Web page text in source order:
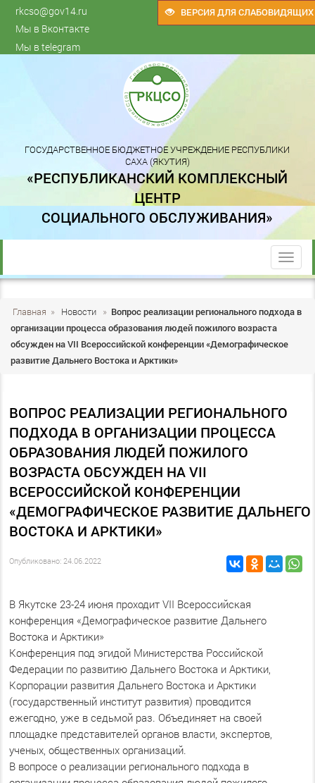
ВЕРСИЯ ДЛЯ СЛАБОВИДЯЩИХ
rkcso@gov14.ru
Мы в Вконтакте
Мы в telegram
ГОСУДАРСТВЕННОЕ БЮДЖЕТНОЕ УЧРЕЖДЕНИЕ РЕСПУБЛИКИ
САХА (ЯКУТИЯ)
«РЕСПУБЛИКАНСКИЙ КОМПЛЕКСНЫЙ
ЦЕНТР
СОЦИАЛЬНОГО ОБСЛУЖИВАНИЯ»
trk
Главная » Новости » Вопрос реализации регионального подхода в
организации процесса образования людей пожилого возраста
обсужден на VII Всероссийской конференции «Демографическое
развитие Дальнего Востока и Арктики»
ВОПРОС РЕАЛИЗАЦИИ РЕГИОНАЛЬНОГО
ПОДХОДА В ОРГАНИЗАЦИИ ПРОЦЕССА
ОБРАЗОВАНИЯ ЛЮДЕЙ ПОЖИЛОГО
ВОЗРАСТА ОБСУЖДЕН НА VII
ВСЕРОССИЙСКОЙ КОНФЕРЕНЦИИ
«ДЕМОГРАФИЧЕСКОЕ РАЗВИТИЕ ДАЛЬНЕГО
ВОСТОКА И АРКТИКИ»
Опубликовано: 24.06.2022
В Якутске 23-24 июня проходит VII Всероссийская
конференция «Демографическое развитие Дальнего
Востока и Арктики»
Конференция под эгидой Министерства Российской
Федерации по развитию Дальнего Востока и Арктики,
Корпорации развития Дальнего Востока и Арктики
(государственный институт развития) проводится
ежегодно, уже в седьмой раз. Объединяет на своей
площадке представителей органов власти, экспертов,
ученых, общественных организаций.
В вопросе о реализации регионального подхода в